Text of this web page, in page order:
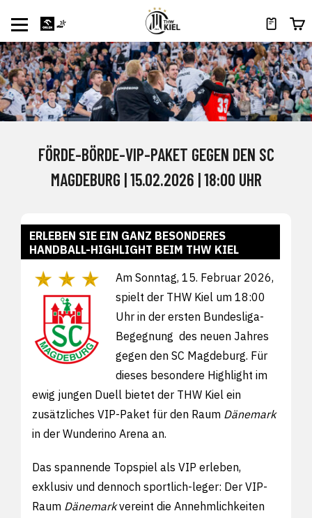
FÖRDE-BÖRDE-VIP-PAKET GEGEN DEN SC
MAGDEBURG | 15.02.2026 | 18:00 UHR
ERLEBEN SIE EIN GANZ BESONDERES
HANDBALL-HIGHLIGHT BEIM THW KIEL
Am Sonntag, 15. Februar 2026,
spielt der THW Kiel um 18:00
Uhr in der ersten Bundesliga-
Begegnung des neuen Jahres
gegen den SC Magdeburg. Für
dieses besondere Highlight im
ewig jungen Duell bietet der THW Kiel ein
zusätzliches VIP-Paket für den Raum Dänemark
in der Wunderino Arena an.
Das spannende Topspiel als VIP erleben,
exklusiv und dennoch sportlich-leger: Der VIP-
Raum Dänemarkvereint die Annehmlichkeiten